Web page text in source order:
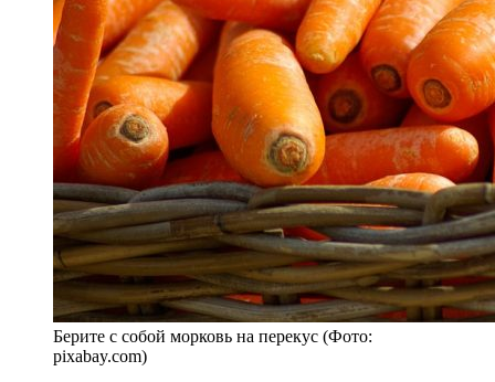
Берите с собой морковь на перекус (Фото:
pixabay.com)